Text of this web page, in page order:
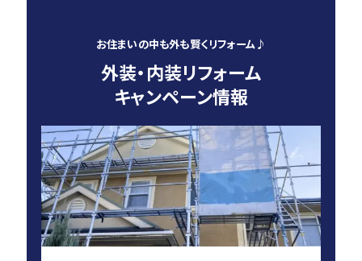
お住まいの中も外も賢くリフォーム♪
外装・内装リフォーム
キャンペーン情報